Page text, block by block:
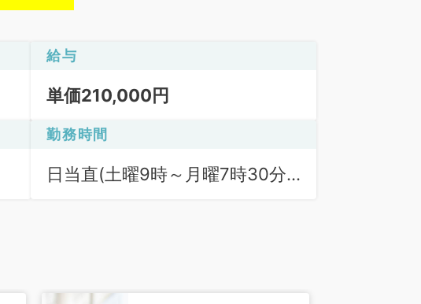
給与
単価210,000円
勤務時間
日当直(土曜9時～月曜7時30分